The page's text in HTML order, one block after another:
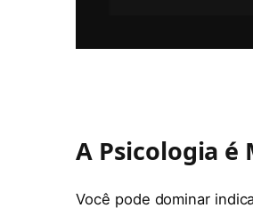
A Psicologia é
Você pode dominar